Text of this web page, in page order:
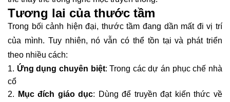
Tương lai của thước tầm
Trong bối cảnh hiện đại, thước tầm đang dần mất đi vị trí
của mình. Tuy nhiên, nó vẫn có thể tồn tại và phát triển
theo nhiều cách:
Ứng dụng chuyên biệt: Trong các dự án phục chế nhà
cổ
Mục đích giáo dục: Dùng để truyền đạt kiến thức về